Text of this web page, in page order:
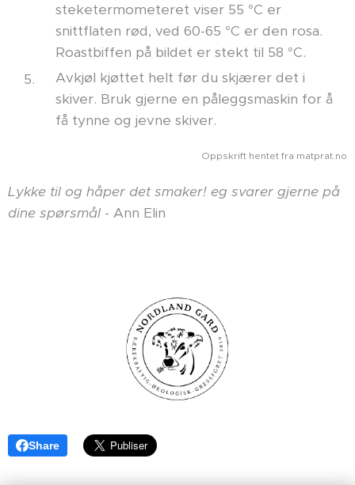
steketermometeret viser 55 °C er
snittflaten rød, ved 60-65 °C er den rosa.
Roastbiffen på bildet er stekt til 58 °C.
Avkjøl kjøttet helt før du skjærer det i
skiver. Bruk gjerne en påleggsmaskin for å
få tynne og jevne skiver.
Oppskrift hentet fra matprat.no
Lykke til og håper det smaker! eg svarer gjerne på
dine spørsmål - Ann Elin
Share